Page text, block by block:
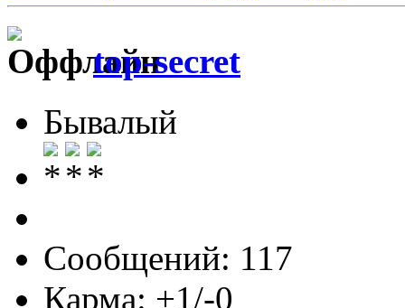
top-secret
Бывалый
Сообщений: 117
Карма: +1/-0